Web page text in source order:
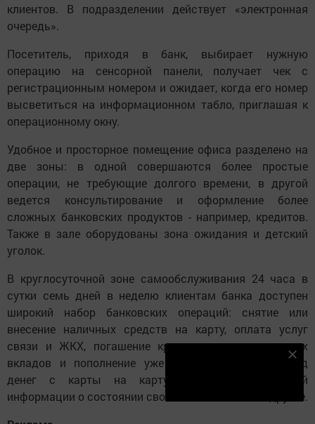
клиентов. В подразделении действует «электронная
очередь».
Посетитель, приходя в банк, выбирает нужную
операцию на сенсорной панели, получает чек с
регистрационным номером и ожидает, когда его номер
высветиться на информационном табло, приглашая к
операционному окну.
Удобное и просторное помещение офиса разделено на
две зоны: в одной совершаются более простые
операции, не требующие долгого времени, в другой
ведется консультирование и оформление более
сложных банковских продуктов - например, кредитов.
Также в зале оборудованы зона ожидания и детский
уголок.
В круглосуточной зоне самообслуживания 24 часа в
сутки семь дней в неделю клиентам банка доступен
широкий набор банковских операций: снятие или
внесение наличных средств на карту, оплата услуг
связи и ЖКХ, погашение кредитов, открытие новых
вкладов и пополнение уже существующих, перевод
денег с карты на карту, получение подробной
информации о состоянии своих счетов и многое другое.